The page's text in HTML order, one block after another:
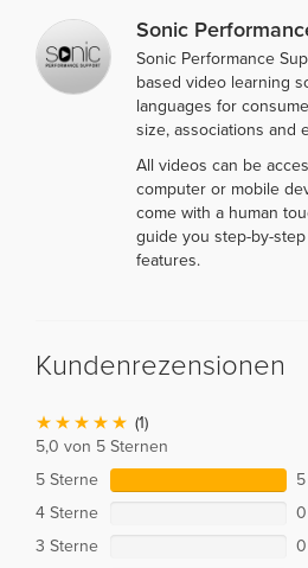
Sonic
Sonic Performance
based video learning
languages for
size, associations and
All videos can be
computer or mobile
come with a human
guide you step-by-
features.
Kundenrezensionen
(1)
5,0 von 5 Sternen
5 Sterne
5
4 Sterne
0
3 Sterne
0